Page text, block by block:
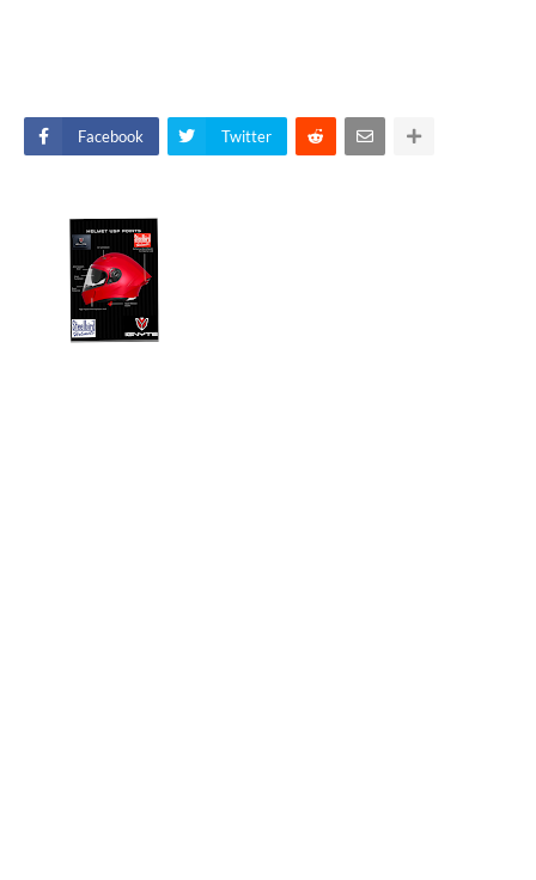
Facebook Twitter